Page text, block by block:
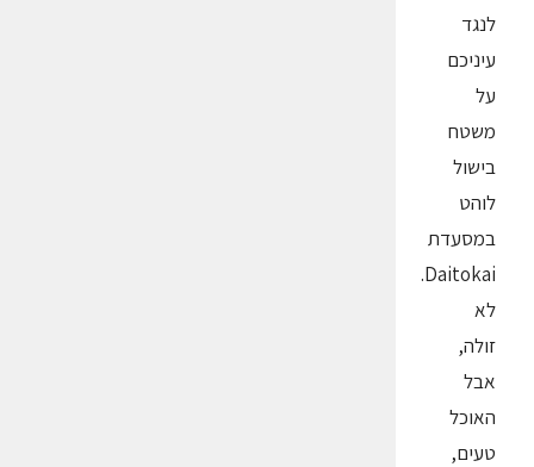
לנגד
עיניכם
על
משטח
בישול
לוהט
במסעדת
Daitokai.
לא
זולה,
אבל
האוכל
טעים,